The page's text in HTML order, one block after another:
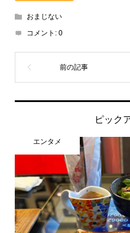
おまじない
コメント: 0
ピック
エンタメ